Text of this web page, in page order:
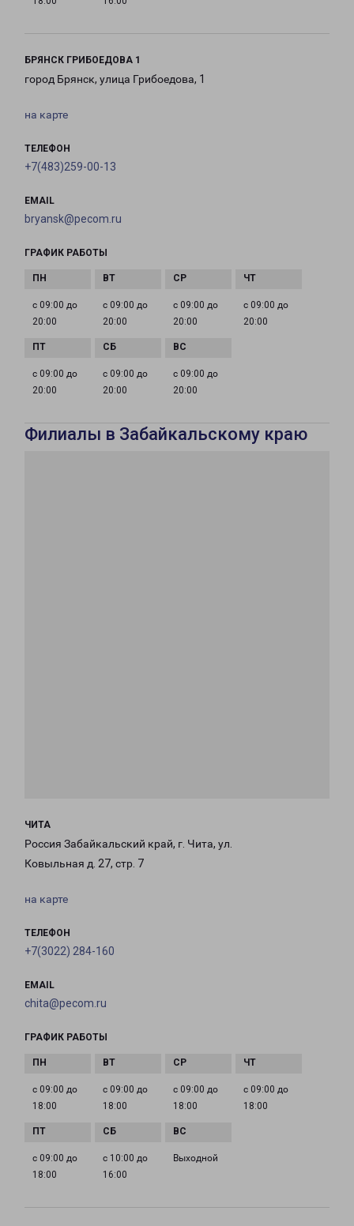
БРЯНСК ГРИБОЕДОВА 1
город Брянск, улица Грибоедова, 1
на карте
ТЕЛЕФОН
+7(483)259-00-13
EMAIL
bryansk@pecom.ru
ГРАФИК РАБОТЫ
с 09:00 до
20:00
с 09:00 до
20:00
с 09:00 до
20:00
с 09:00 до
20:00
с 09:00 до
20:00
с 09:00 до
20:00
с 09:00 до
20:00
Филиалы в Забайкальскому краю
ЧИТА
Россия Забайкальский край, г. Чита, ул.
Ковыльная д. 27, стр. 7
на карте
ТЕЛЕФОН
+7(3022) 284-160
EMAIL
chita@pecom.ru
ГРАФИК РАБОТЫ
с 09:00 до
18:00
с 09:00 до
18:00
с 09:00 до
18:00
с 09:00 до
18:00
с 09:00 до
18:00
с 10:00 до
16:00
Выходной